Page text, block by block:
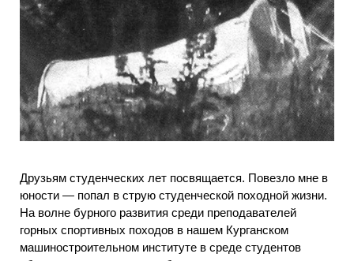
Друзьям студенческих лет посвящается. Повезло мне в
юности — попал в струю студенческой походной жизни.
На волне бурного развития среди преподавателей
горных спортивных походов в нашем Курганском
машиностроительном институте в среде студентов